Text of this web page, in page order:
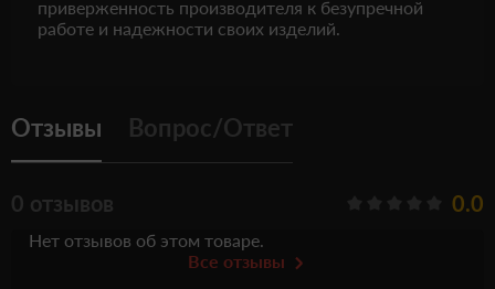
приверженность производителя к безупречной
работе и надежности своих изделий.
Отзывы Вопрос/Ответ
0 отзывов 0.0
Нет отзывов об этом товаре.
Все отзывы